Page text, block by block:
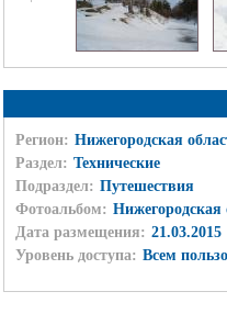
Регион: Нижегородская
Раздел: Технические
Подраздел: Путешествия
Фотоальбом: Нижегородская
Дата размещения: 21.03.2015
Уровень доступа: Всем